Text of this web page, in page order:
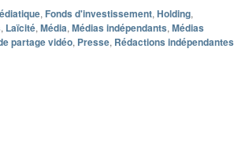
, Fonds d'investissement, Holding,
, Laïcité, Média, Médias indépendants, Médias
partage vidéo, Presse, Rédactions indépendantes